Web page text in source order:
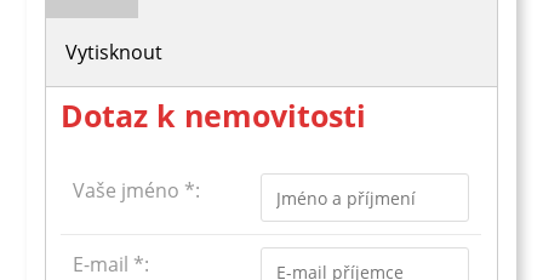
Vytisknout
Dotaz k nemovitosti
Vaše jméno *:
E-mail *: